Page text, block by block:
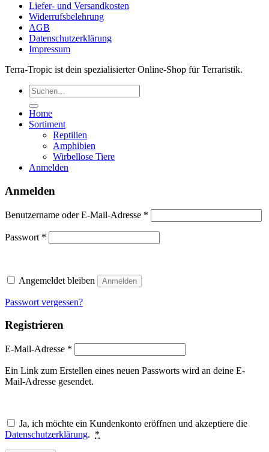
Liefer- und Versandkosten
Widerrufsbelehrung
AGB
Datenschutzerklärung
Impressum
Terra-Tropic ist dein spezialisierter Online-Shop für Terraristik.
Suchen
nach:
Home
Sortiment
Reptilien
Amphibien
Wirbellose Tiere
Anmelden
Anmelden
Benutzername oder E-Mail-Adresse *
Passwort *
Angemeldet bleiben Anmelden
Passwort vergessen?
Registrieren
E-Mail-Adresse *
Ein Link zum Erstellen eines neuen Passworts wird an deine E-
Mail-Adresse gesendet.
Ja, ich möchte ein Kundenkonto eröffnen und akzeptiere die
Datenschutzerklärung. *